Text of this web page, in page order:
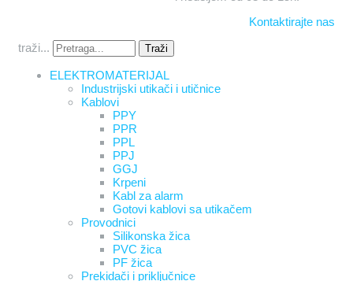
Kontaktirajte nas
traži...
Traži
ELEKTROMATERIJAL
Industrijski utikači i utičnice
Kablovi
PPY
PPR
PPL
PPJ
GGJ
Krpeni
Kabl za alarm
Gotovi kablovi sa utikačem
Provodnici
Silikonska žica
PVC žica
PF žica
Prekidači i priključnice